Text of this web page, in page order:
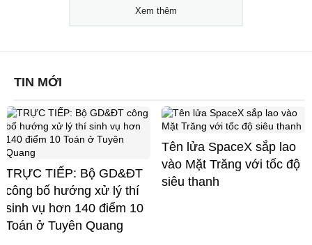
Xem thêm
TIN MỚI
TRỰC TIẾP: Bộ GD&ĐT
công bố hướng xử lý thí
sinh vụ hơn 140 điểm 10
Toán ở Tuyên Quang
Tên lửa SpaceX sắp lao
vào Mặt Trăng với tốc độ
siêu thanh